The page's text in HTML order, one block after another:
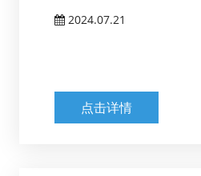
2024.07.21
点击详情